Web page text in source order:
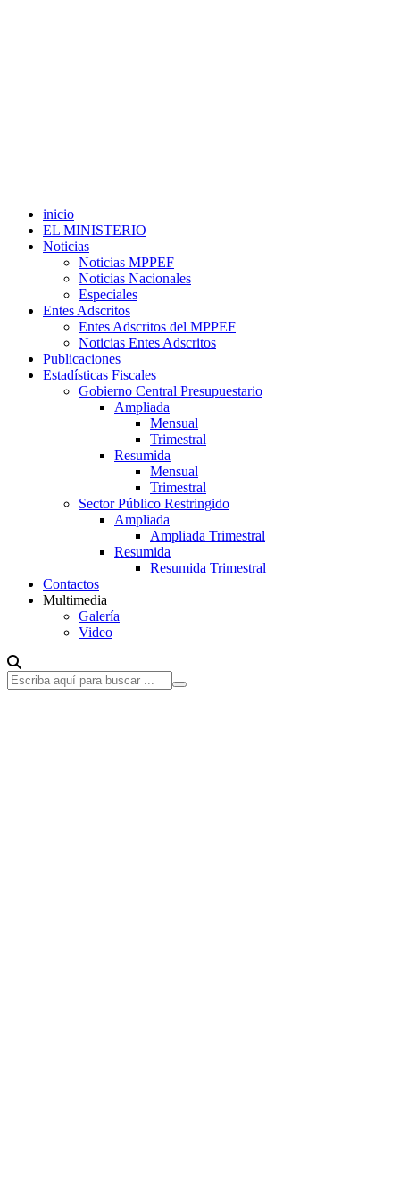
inicio
EL MINISTERIO
Noticias
Noticias MPPEF
Noticias Nacionales
Especiales
Entes Adscritos
Entes Adscritos del MPPEF
Noticias Entes Adscritos
Publicaciones
Estadísticas Fiscales
Gobierno Central Presupuestario
Ampliada
Mensual
Trimestral
Resumida
Mensual
Trimestral
Sector Público Restringido
Ampliada
Ampliada Trimestral
Resumida
Resumida Trimestral
Contactos
Multimedia
Galería
Video